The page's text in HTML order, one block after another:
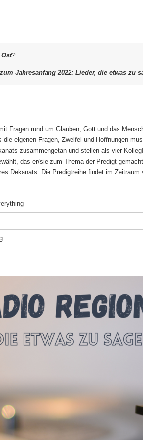
?
Jahresanfang 2022: Lieder, die etwas zu
Fragen rund um Glauben, Gott und das
eigenen Fragen, Zweifel und Hoffnungen
zusammengetan und stellen als vier
das er/sie zum Thema der Predigt
Dekanats. Die Predigtreihe findet im